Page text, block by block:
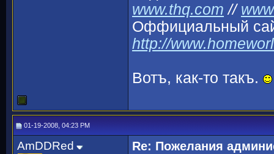
www.thq.com //
Оффициальный
http://
Вотъ, как-то такъ.
01-19-2008, 04:23 PM
AmDDRed Re: Пожелания